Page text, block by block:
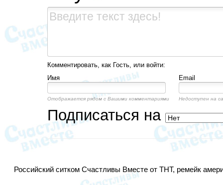
Комментировать, как Гость, или войти:
Имя
Email
Отображается рядом с Вашими комментариями Недоступен на
Подписаться на
Российский ситком Счастливы Вместе от ТНТ, ремейк